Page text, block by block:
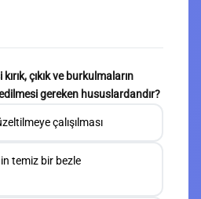
çıkık ve burkulmaların
gereken hususlardandır?
çalışılması
temiz bir bezle